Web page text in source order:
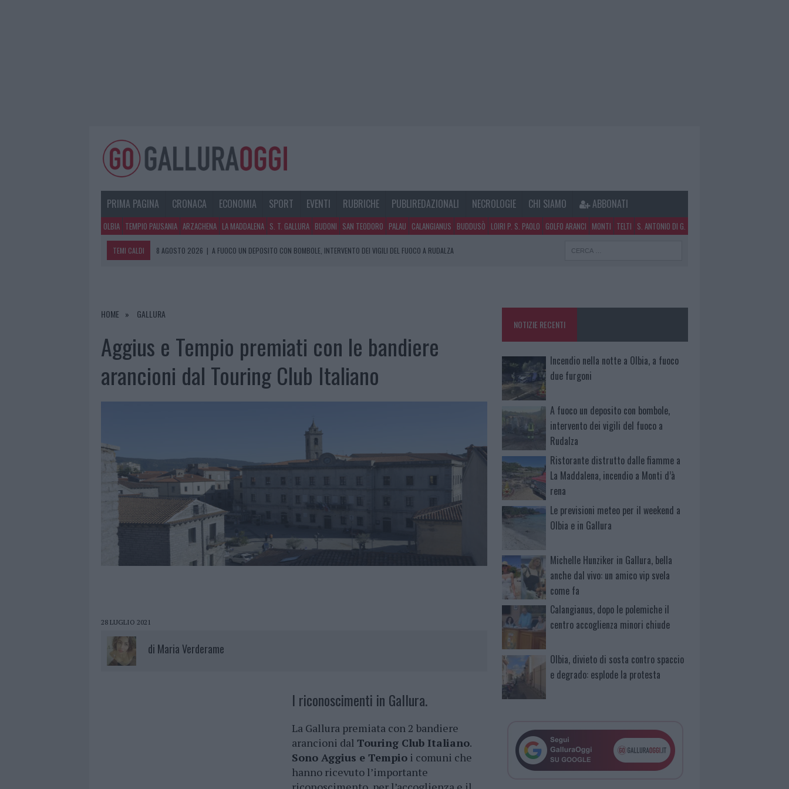
PRIMA PAGINA CRONACA ECONOMIA SPORT EVENTI RUBRICHE PUBLIREDAZIONALI NECROLOGIE CHI SIAMO ABBONATI
OLBIA TEMPIO PAUSANIA ARZACHENA LA MADDALENA S. T. GALLURA BUDONI SAN TEODORO PALAU CALANGIANUS BUDDUSÒ LOIRI P. S. PAOLO GOLFO ARANCI MONTI TELTI S. ANTONIO DI G.
TEMI CALDI 8 AGOSTO 2026 | A FUOCO UN DEPOSITO CON BOMBOLE, INTERVENTO DEI VIGILI DEL FUOCO A RUDALZA
7 AGOSTO 2026 |
HOME GALLURA
Aggius e Tempio premiati con le bandiere
arancioni dal Touring Club Italiano
28 LUGLIO 2021
di Maria Verderame
I riconoscimenti in Gallura.
La Gallura premiata con 2 bandiere
arancioni dal Touring Club Italiano.
Sono Aggius e Tempio i comuni che
hanno ricevuto l’importante
NOTIZIE RECENTI
Incendio nella notte a Olbia, a fuoco
due furgoni
A fuoco un deposito con bombole,
intervento dei vigili del fuoco a
Rudalza
Ristorante distrutto dalle fiamme a
La Maddalena, incendio a Monti d’à
rena
Le previsioni meteo per il weekend a
Olbia e in Gallura
Michelle Hunziker in Gallura, bella
anche dal vivo: un amico vip svela
come fa
Calangianus, dopo le polemiche il
centro accoglienza minori chiude
Olbia, divieto di sosta contro spaccio
e degrado: esplode la protesta